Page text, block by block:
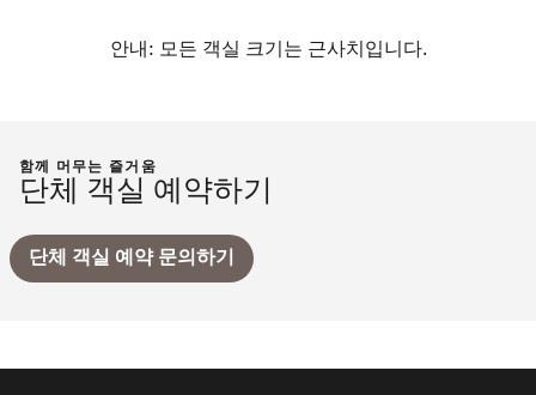
안내: 모든 객실 크기는 근사치입니다.
함께 머무는 즐거움
단체 객실 예약하기
단체 객실 예약 문의하기